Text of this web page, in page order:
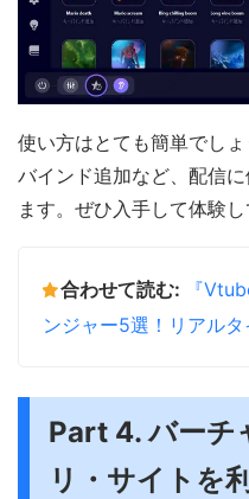
使い方はとても簡単でし
バインド追加など、配信
ます。ぜひ入手して体験し
合わせて読む:
『
ンジャー5選！リアルタ
Part 4. バーチ
リ・サイトを